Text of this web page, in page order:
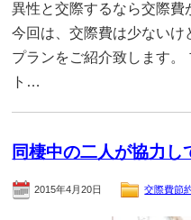
異性と交際するなら交際
今回は、交際費は少ないけ
プランをご紹介致します
ト…
同棲中の二人が協力し
2015年4月20日 交際費節